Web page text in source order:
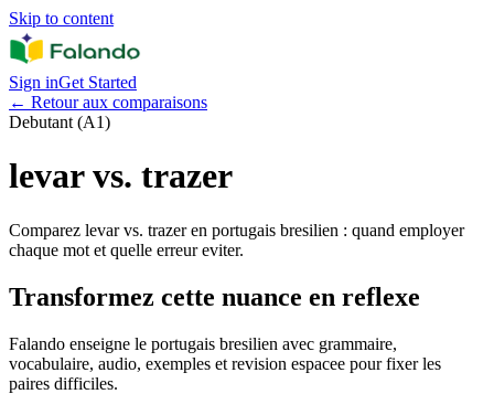
Skip to content
Sign inGet Started
← Retour aux comparaisons
Debutant (A1)
levar vs. trazer
Comparez levar vs. trazer en portugais bresilien : quand employer
chaque mot et quelle erreur eviter.
Transformez cette nuance en reflexe
Falando enseigne le portugais bresilien avec grammaire,
vocabulaire, audio, exemples et revision espacee pour fixer les
paires difficiles.